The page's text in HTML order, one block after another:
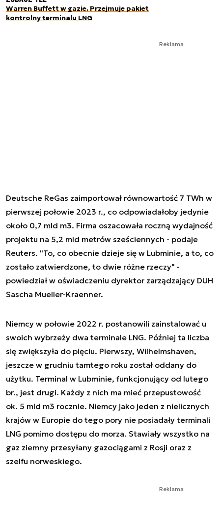
Warren Buffett w gazie. Przejmuje pakiet
kontrolny terminalu LNG
Reklama
Deutsche ReGas zaimportował równowartość 7 TWh w
pierwszej połowie 2023 r., co odpowiadałoby jedynie
około 0,7 mld m3. Firma oszacowała roczną wydajność
projektu na 5,2 mld metrów sześciennych - podaje
Reuters. "To, co obecnie dzieje się w Lubminie, a to, co
zostało zatwierdzone, to dwie różne rzeczy" -
powiedział w oświadczeniu dyrektor zarządzający DUH
Sascha Mueller-Kraenner.
Niemcy w połowie 2022 r. postanowili zainstalować u
swoich wybrzeży dwa terminale LNG. Później ta liczba
się zwiększyła do pięciu. Pierwszy, Wilhelmshaven,
jeszcze w grudniu tamtego roku został oddany do
użytku. Terminal w Lubminie, funkcjonujący od lutego
br., jest drugi. Każdy z nich ma mieć przepustowość
ok. 5 mld m3 rocznie. Niemcy jako jeden z nielicznych
krajów w Europie do tego pory nie posiadały terminali
LNG pomimo dostępu do morza. Stawiały wszystko na
gaz ziemny przesyłany gazociągami z Rosji oraz z
szelfu norweskiego.
Reklama